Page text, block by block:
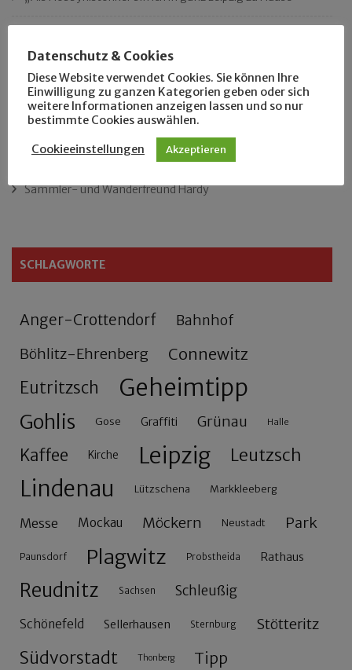
Der Leipziger Schmiedetag von 1904
Rennfahrer in Schönefeld und Zschocher
Zu Fuß durch Anger-Crottendorf
Sammler- und Wanderfreund Hardy
SCHLAGWORTE
Anger-Crottendorf Bahnhof
Böhlitz-Ehrenberg Connewitz
Eutritzsch Geheimtipp
Gohlis Gose Graffiti Grünau Halle
Kaffee Kirche Leipzig Leutzsch
Lindenau Lützschena Markkleeberg
Messe Mockau Möckern Neustadt Park
Paunsdorf Plagwitz Probstheida Rathaus
Reudnitz Sachsen Schleußig
Schönefeld Sellerhausen Sternburg Stötteritz
Südvorstadt Thonberg Tipp
Datenschutz & Cookies
Diese Website verwendet Cookies. Sie können Ihre
Einwilligung zu ganzen Kategorien geben oder sich
weitere Informationen anzeigen lassen und so nur
bestimmte Cookies auswählen.
Cookieeinstellungen Akzeptieren